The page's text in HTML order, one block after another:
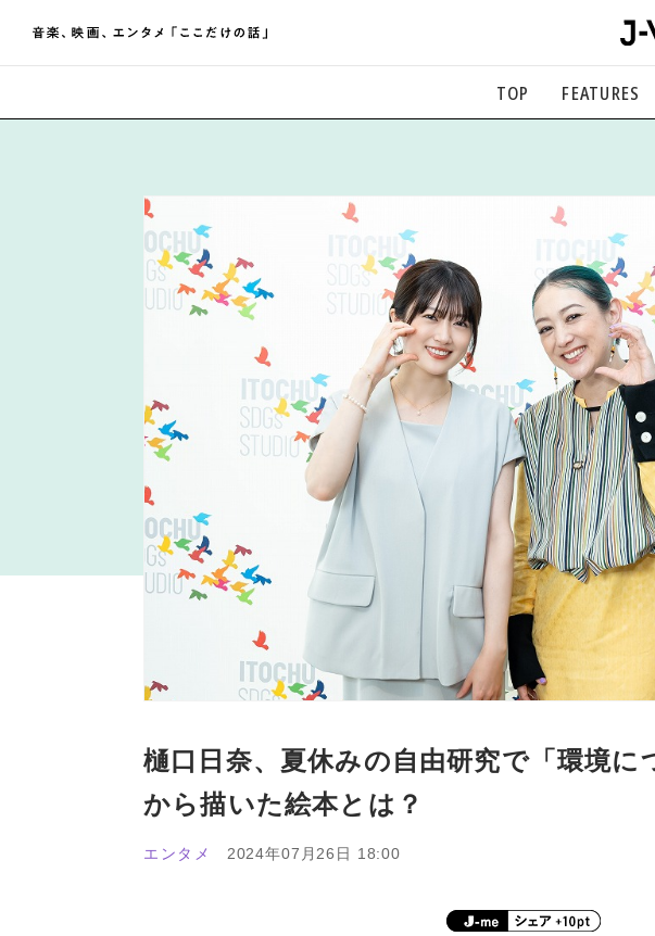
TOP FEATURES
樋口日奈、夏休みの自由研究で「環境に
から描いた絵本とは？
エンタメ 2024年07月26日 18:00